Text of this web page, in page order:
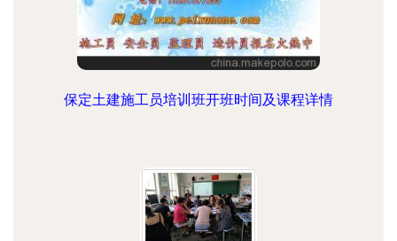
保定土建施工员培训班开班时间及课程详情